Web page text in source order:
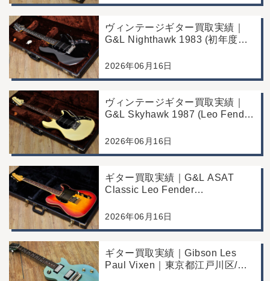
ヴィンテージギター買取実績｜
G&L Nighthawk 1983 (初年度マ
区/店頭買取/コンディション良好
2026年06月16日
ヴィンテージギター買取実績｜
G&L Skyhawk 1987 (Leo Fender
川区/店頭買取/コンディション良
2026年06月16日
ギター買取実績｜G&L ASAT
Classic Leo Fender
江戸川区/店頭買取/コンディショ
2026年06月16日
ギター買取実績｜Gibson Les
Paul Vixen｜東京都江戸川区/店